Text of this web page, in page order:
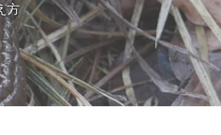
方